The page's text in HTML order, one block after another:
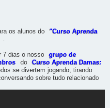
os alunos do
"Curso Aprenda
.
7 dias o nosso
grupo de
do
Curso Aprenda Damas:
se divertem jogando, tirando
sobre tudo relacionado